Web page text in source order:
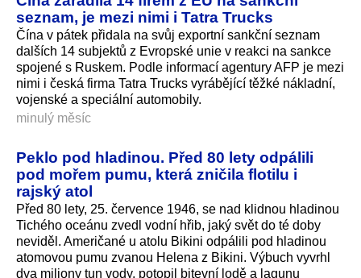
seznam, je mezi nimi i Tatra Trucks
Čína v pátek přidala na svůj exportní sankční seznam
dalších 14 subjektů z Evropské unie v reakci na sankce
spojené s Ruskem. Podle informací agentury AFP je mezi
nimi i česká firma Tatra Trucks vyrábějící těžké nákladní,
vojenské a speciální automobily.
minulý měsíc
Peklo pod hladinou. Před 80 lety odpálili
pod mořem pumu, která zničila flotilu i
rajský atol
Před 80 lety, 25. července 1946, se nad klidnou hladinou
Tichého oceánu zvedl vodní hřib, jaký svět do té doby
neviděl. Američané u atolu Bikini odpálili pod hladinou
atomovou pumu zvanou Helena z Bikini. Výbuch vyvrhl
dva miliony tun vody, potopil bitevní lodě a lagunu